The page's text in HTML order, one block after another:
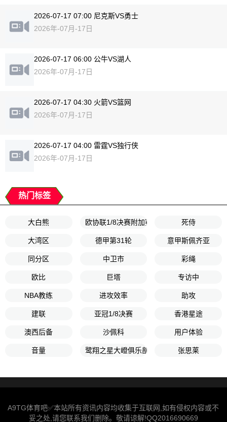
2026-07-17 07:00 尼克斯VS勇士
2026年-07月-17日
2026-07-17 06:00 公牛VS湖人
2026年-07月-17日
2026-07-17 04:30 火箭VS篮网
2026年-07月-17日
2026-07-17 04:00 雷霆VS独行侠
2026年-07月-17日
热门标签
大白熊 欧协联1/8决赛附加赛 死侍
大湾区 德甲第31轮 意甲斯佩齐亚
同分区 中卫市 彩绳
欧比 巨塔 专访中
NBA教练 进攻效率 助攻
建联 亚冠1/8决赛 香港星途
澳西后备 沙佩科 用户体验
音量 鹭翔之星大嶝俱乐部 张思莱
A9TG体育吧✅本站所有资讯内容均收集于互联网,如有侵权内容或不
妥之处,请您联系我们删除。敬请谅解!QQ2016690669